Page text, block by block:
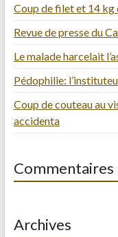
Coup de filet et 14 kg
Revue de presse du
Le malade harcelait
Pédophilie:
Coup de couteau au
accidenta
Commentaires
Archives